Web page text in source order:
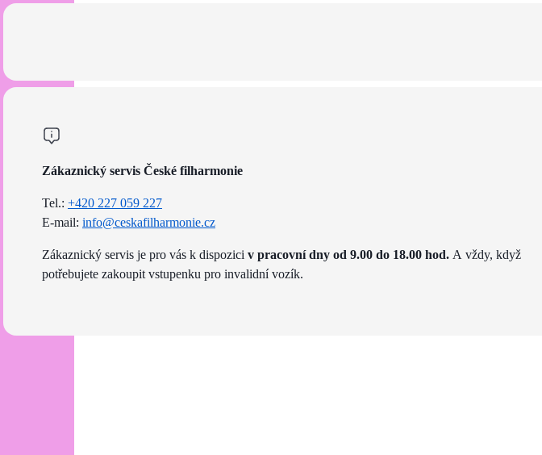
Zákaznický servis České filharmonie
Tel.: +420 227 059 227
E-mail: info@ceskafilharmonie.cz
Zákaznický servis je pro vás k dispozici v pracovní dny od 9.00 do 18.00 hod. A vždy, když
potřebujete zakoupit vstupenku pro invalidní vozík.